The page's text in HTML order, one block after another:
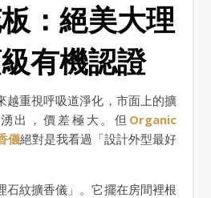
：絕美大理
有機認證
越重視呼吸道淨化，市面上的擴
出，價差極大。但 Organic
儀絕對是我看過「設計外型最好
石紋擴香儀」。它擺在房間裡根